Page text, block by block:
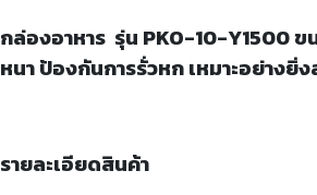
กล่องอาหาร รุ่น PKO-10-Y1500 ข
หนา ป้องกันการรั่วหก เหมาะอย่างยิ่
รายละเอียดสินค้า